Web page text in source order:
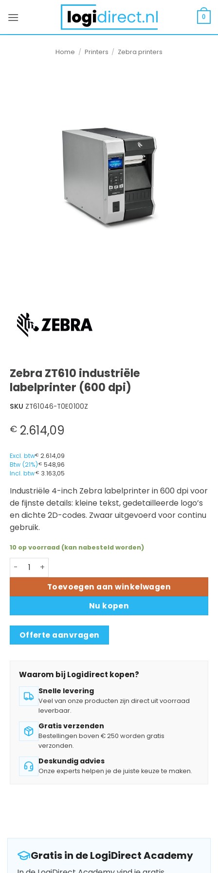
naar
0
Home / Printers / Zebra printers
Zebra ZT610 industriële
labelprinter (600 dpi)
SKU ZT61046-T0E0100Z
€ 2.614,09
Excl. btw€ 2.614,09
Btw (21%)€ 548,96
Incl. btw€ 3.163,05
Industriële 4-inch Zebra labelprinter in 600 dpi voor
de fijnste details: kleine tekst, gedetailleerde logo’s
en dichte 2D-codes. Zwaar uitgevoerd voor continu
gebruik.
10 op voorraad (kan nabesteld worden)
Zebra ZT610 industriële labelprinter (600 dpi) aantal
Toevoegen aan winkelwagen
Nu kopen
Offerte aanvragen
Waarom bij Logidirect kopen?
Snelle levering
Veel van onze producten zijn direct uit voorraad
leverbaar.
Gratis verzenden
Bestellingen boven € 250 worden gratis
verzonden.
Deskundig advies
Onze experts helpen je de juiste keuze te maken.
Gratis in de LogiDirect Academy